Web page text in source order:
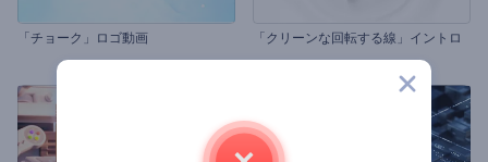
「チョーク」ロゴ動画 「クリーンな回転する線」イントロ